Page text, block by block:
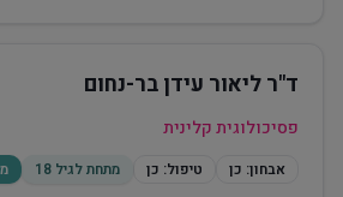
ד"ר ליאור עידן בר-נחום
פסיכולוגית קלינית
אבחון: כן טיפול: כן מתחת לגיל 18